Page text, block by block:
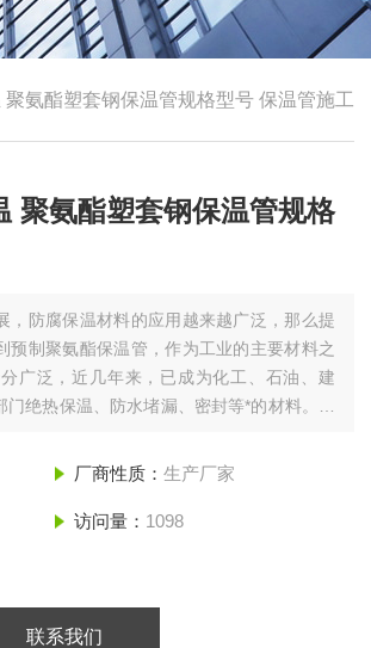
氨酯塑套钢保温管规格型号 保温管施工
聚氨酯塑套钢保温管规格
，防腐保温材料的应用越来越广泛，那么提
预制聚氨酯保温管，作为工业的主要材料之
广泛，近几年来，已成为化工、石油、建
绝热保温、防水堵漏、密封等*的材料。龙
厂商性质： 生产厂家
访问量： 1098
联系我们